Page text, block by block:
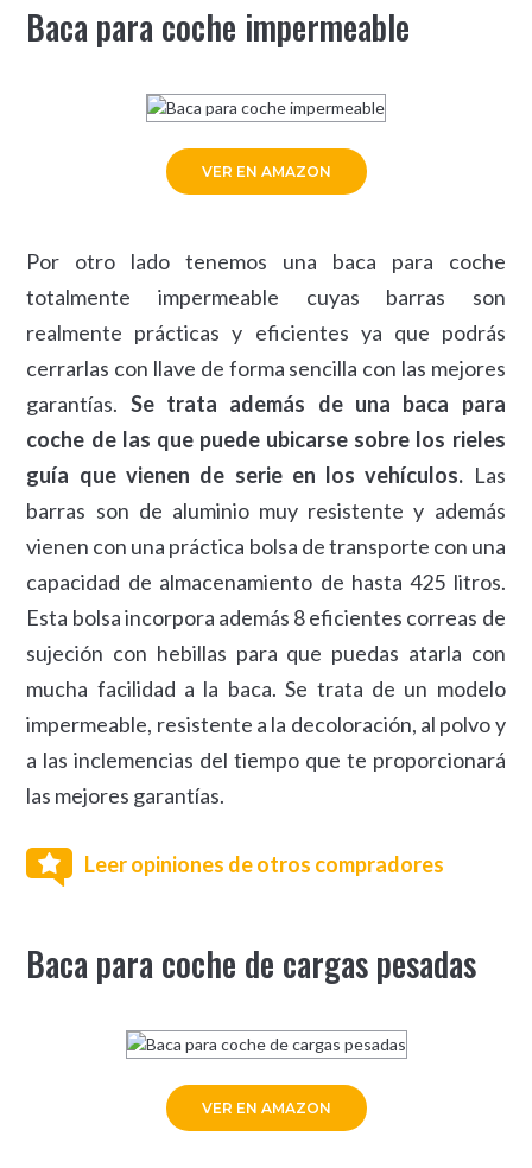
Baca para coche impermeable
VER EN AMAZON
Por otro lado tenemos una baca para coche
totalmente impermeable cuyas barras son
realmente prácticas y eficientes ya que podrás
cerrarlas con llave de forma sencilla con las mejores
garantías. Se trata además de una baca para
coche de las que puede ubicarse sobre los rieles
guía que vienen de serie en los vehículos. Las
barras son de aluminio muy resistente y además
vienen con una práctica bolsa de transporte con una
capacidad de almacenamiento de hasta 425 litros.
Esta bolsa incorpora además 8 eficientes correas de
sujeción con hebillas para que puedas atarla con
mucha facilidad a la baca. Se trata de un modelo
impermeable, resistente a la decoloración, al polvo y
a las inclemencias del tiempo que te proporcionará
las mejores garantías.
Leer opiniones de otros compradores
Baca para coche de cargas pesadas
VER EN AMAZON